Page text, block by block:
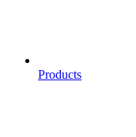
Products